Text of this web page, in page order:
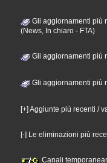
Gli aggiornamenti più
(News, In chiaro - FTA)
Gli aggiornamenti più
Gli aggiornamenti più
[+] Aggiunte più recenti /
[-] Le eliminazioni più
Canali